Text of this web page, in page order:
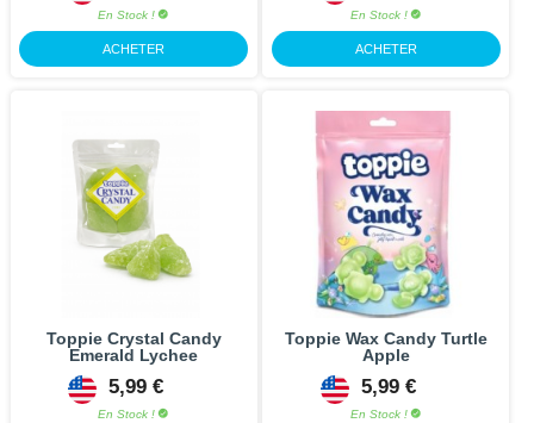
En Stock !
ACHETER
En Stock !
ACHETER
Toppie Crystal Candy
Emerald Lychee
5,99 €
En Stock !
Toppie Wax Candy Turtle
Apple
5,99 €
En Stock !